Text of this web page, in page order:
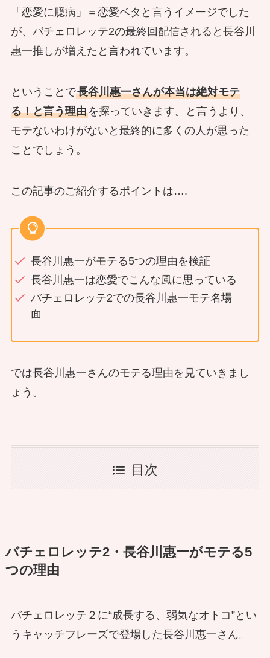
「恋愛に臆病」＝恋愛ベタと言うイメージでした
が、バチェロレッテ2の最終回配信されると長谷川
惠一推しが増えたと言われています。
ということで長谷川惠一さんが本当は絶対モテ
る！と言う理由を探っていきます。と言うより、
モテないわけがないと最終的に多くの人が思った
ことでしょう。
この記事のご紹介するポイントは….
長谷川惠一がモテる5つの理由を検証
長谷川惠一は恋愛でこんな風に思っている
バチェロレッテ2での長谷川惠一モテ名場
面
では長谷川惠一さんのモテる理由を見ていきまし
ょう。
目次
バチェロレッテ2・長谷川惠一がモテる5
つの理由
バチェロレッテ２に“成長する、弱気なオトコ”とい
うキャッチフレーズで登場した長谷川惠一さん。